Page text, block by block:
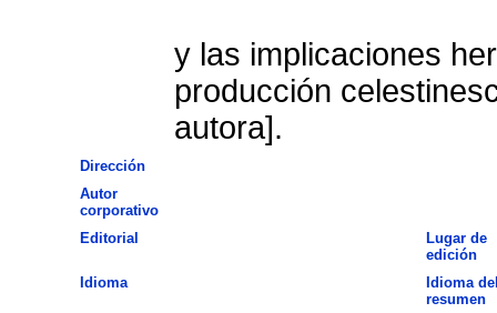
y las implicaciones
producción
autora].
Dirección
Autor
corporativo
Editorial
Lugar de
edición
Idioma
Idioma
resumen